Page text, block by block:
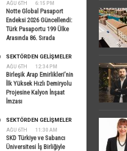
AĞU 6TH 6:15 PM
Notte Global Pasaport
Endeksi 2026 Güncellendi:
Türk Pasaportu 199 Ülke
Arasında 86. Sırada
AĞU 6TH 12:34 PM
SEKTÖRDEN GELIŞMELER
Birleşik Arap Emirlikleri’nin
İlk Yüksek Hızlı Demiryolu
Projesine Kalyon İnşaat
İmzası
AĞU 6TH 11:30 AM
SEKTÖRDEN GELIŞMELER
SKD Türkiye ve Sabancı
Üniversitesi İş Birliğiyle